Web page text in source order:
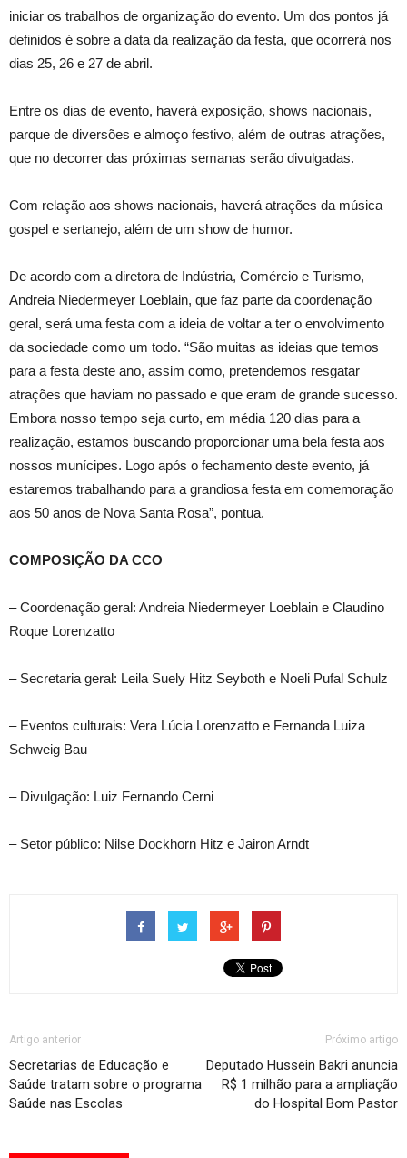
iniciar os trabalhos de organização do evento. Um dos pontos já
definidos é sobre a data da realização da festa, que ocorrerá nos
dias 25, 26 e 27 de abril.
Entre os dias de evento, haverá exposição, shows nacionais,
parque de diversões e almoço festivo, além de outras atrações,
que no decorrer das próximas semanas serão divulgadas.
Com relação aos shows nacionais, haverá atrações da música
gospel e sertanejo, além de um show de humor.
De acordo com a diretora de Indústria, Comércio e Turismo,
Andreia Niedermeyer Loeblain, que faz parte da coordenação
geral, será uma festa com a ideia de voltar a ter o envolvimento
da sociedade como um todo. “São muitas as ideias que temos
para a festa deste ano, assim como, pretendemos resgatar
atrações que haviam no passado e que eram de grande sucesso.
Embora nosso tempo seja curto, em média 120 dias para a
realização, estamos buscando proporcionar uma bela festa aos
nossos munícipes. Logo após o fechamento deste evento, já
estaremos trabalhando para a grandiosa festa em comemoração
aos 50 anos de Nova Santa Rosa”, pontua.
COMPOSIÇÃO DA CCO
– Coordenação geral: Andreia Niedermeyer Loeblain e Claudino
Roque Lorenzatto
– Secretaria geral: Leila Suely Hitz Seyboth e Noeli Pufal Schulz
– Eventos culturais: Vera Lúcia Lorenzatto e Fernanda Luiza
Schweig Bau
– Divulgação: Luiz Fernando Cerni
– Setor público: Nilse Dockhorn Hitz e Jairon Arndt
Artigo anterior
Secretarias de Educação e
Saúde tratam sobre o programa
Saúde nas Escolas
Próximo artigo
Deputado Hussein Bakri anuncia
R$ 1 milhão para a ampliação
do Hospital Bom Pastor